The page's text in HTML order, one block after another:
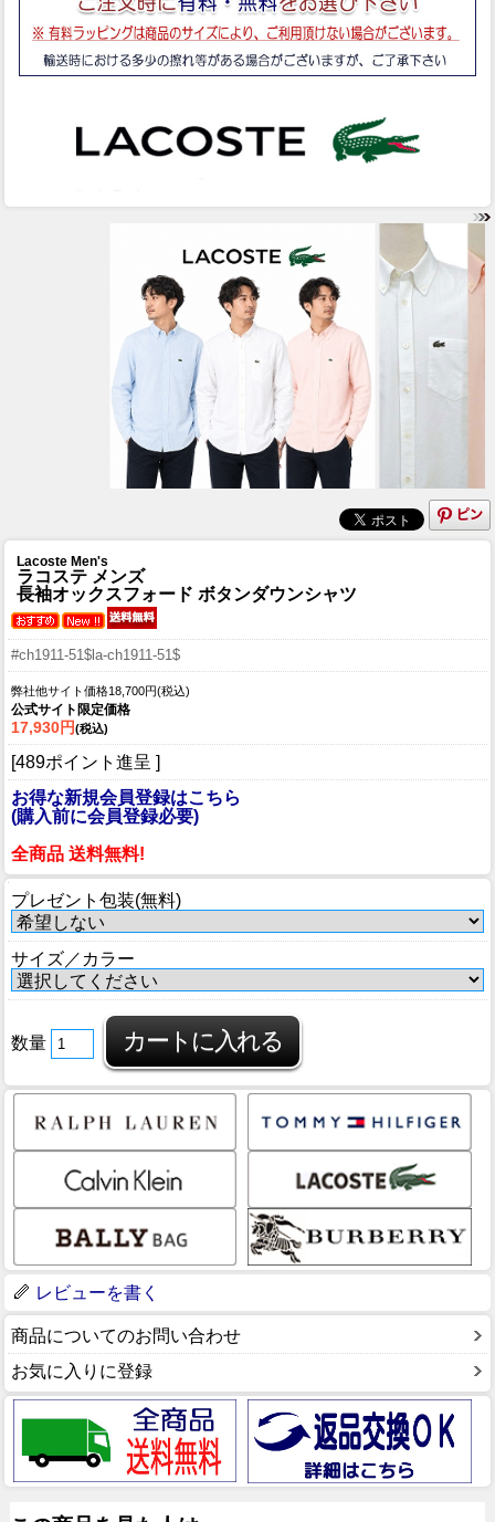
Lacoste Men's
ラコステ メンズ
長袖オックスフォード ボタンダウンシャツ
#ch1911-51$la-ch1911-51$
弊社他サイト価格18,700円(税込)
公式サイト限定価格
17,930円(税込)
[489ポイント進呈 ]
お得な新規会員登録はこちら
(購入前に会員登録必要)
全商品 送料無料!
プレゼント包装(無料)
サイズ／カラー
数量
レビューを書く
商品についてのお問い合わせ
お気に入りに登録